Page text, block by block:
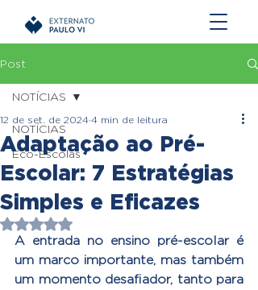
Post
NOTÍCIAS
Eco-Escolas
NOTÍCIAS
Adaptação ao Pré-
Escolar: 7 Estratégias
Simples e Eficazes
12 de set. de 2024 4 min de leitura
Avaliado com NaN de 5 estrelas.
A entrada no ensino pré-escolar é
um marco importante, mas também
um momento desafiador, tanto para